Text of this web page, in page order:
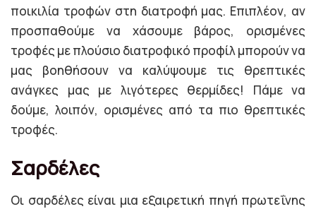
ποικιλία τροφών στη διατροφή μας. Επιπλέον, αν
προσπαθούμε να χάσουμε βάρος, ορισμένες
τροφές με πλούσιο διατροφικό προφίλ μπορούν να
μας βοηθήσουν να καλύψουμε τις θρεπτικές
ανάγκες μας με λιγότερες θερμίδες! Πάμε να
δούμε, λοιπόν, ορισμένες από τα πιο θρεπτικές
τροφές.
Σαρδέλες
Οι σαρδέλες είναι μια εξαιρετική πηγή πρωτεΐνης